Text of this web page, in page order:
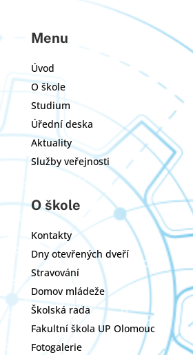
Menu
Úvod
O škole
Studium
Úřední deska
Aktuality
Služby veřejnosti
O škole
Kontakty
Dny otevřených dveří
Stravování
Domov mládeže
Školská rada
Fakultní škola UP Olomouc
Fotogalerie